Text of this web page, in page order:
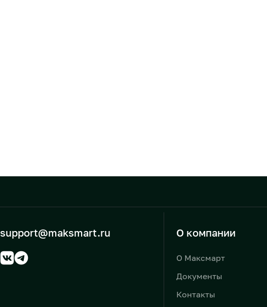
support@maksmart.ru О компании
О Максмарт
Документы
Контакты